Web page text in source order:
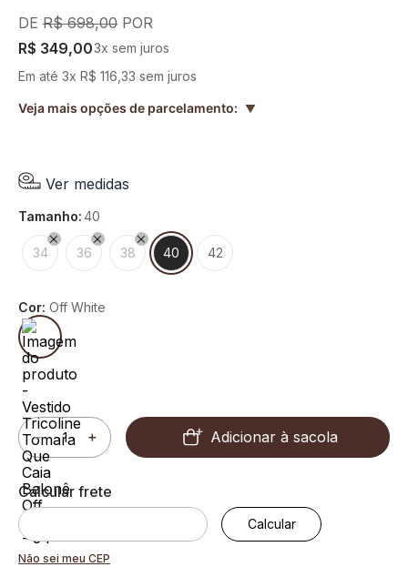
R$ 698,00
R$ 349,003x sem juros
Em até 3x R$ 116 33 sem juros
Veja mais opções de parcelamento: ▲
Ver medidas
tamanho:40
34 36 38 40 42
Cor: Off White
＋
－ Adicionar à sacola
Não sei meu CEP